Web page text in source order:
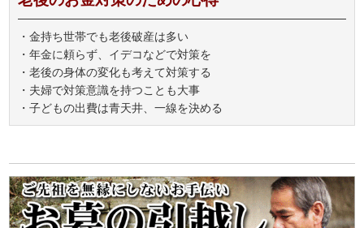
・金持ち世帯でも老後破産は多い
・年金に頼らず、イデコなどで対策を
・老後の身体の変化も考えて対策する
・夫婦で対策意識を持つことも大事
・子どもの出費は青天井、一線を決める